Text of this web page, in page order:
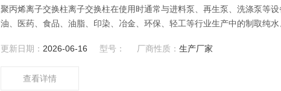
聚丙烯离子交换柱离子交换柱在使用时通常与进料泵、再生泵、洗涤泵等
油、医药、食品、油脂、印染、冶金、环保、轻工等行业生产中的制取纯水
更新日期： 2026-06-16 型号： 厂商性质：生产厂家
查看详情